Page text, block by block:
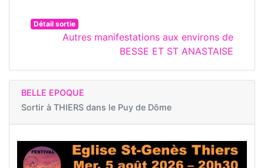
Détail sortie
Autres manifestations aux environs de
BESSE ET ST ANASTAISE
BELLE EPOQUE
Sortir à THIERS dans le Puy de Dôme